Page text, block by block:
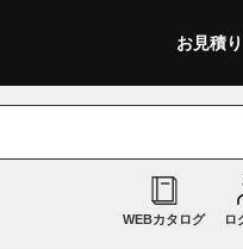
お見積り
WEBカタログ ロ